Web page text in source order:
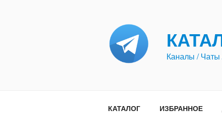
Каналы /
КАТАЛОГ ИЗБРАННОЕ